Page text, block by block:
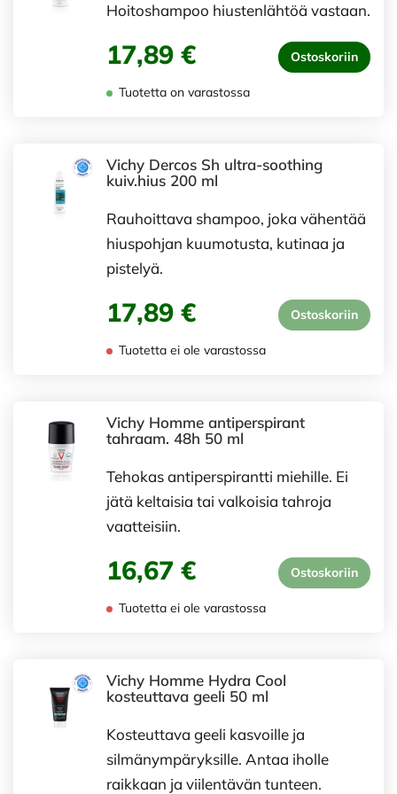
Hoitoshampoo hiustenlähtöä vastaan.
17,89 € Ostoskoriin
Tuotetta on varastossa
Vichy Dercos Sh ultra-soothing
kuiv.hius 200 ml
Rauhoittava shampoo, joka vähentää
hiuspohjan kuumotusta, kutinaa ja
pistelyä.
17,89 € Ostoskoriin
Tuotetta ei ole varastossa
Vichy Homme antiperspirant
tahraam. 48h 50 ml
Tehokas antiperspirantti miehille. Ei
jätä keltaisia tai valkoisia tahroja
vaatteisiin.
16,67 € Ostoskoriin
Tuotetta ei ole varastossa
Vichy Homme Hydra Cool
kosteuttava geeli 50 ml
Kosteuttava geeli kasvoille ja
silmänympäryksille. Antaa iholle
raikkaan ja viilentävän tunteen.